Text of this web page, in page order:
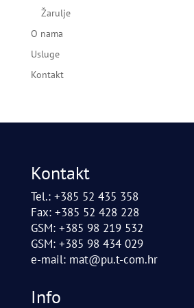
Žarulje
O nama
Usluge
Kontakt
Kontakt
Tel.: +385 52 435 358
Fax: +385 52 428 228
GSM: +385 98 219 532
GSM: +385 98 434 029
e-mail: mat@pu.t-com.hr
Info